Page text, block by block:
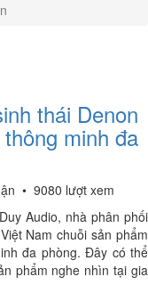
thái Denon
minh đa
• 9080 lượt xem
Audio, nhà phân phối
Nam chuỗi sản phẩm
đa phòng. Đây có thể
phẩm nghe nhìn tại gia